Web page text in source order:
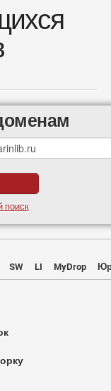
поиск
SW LI MyDrop